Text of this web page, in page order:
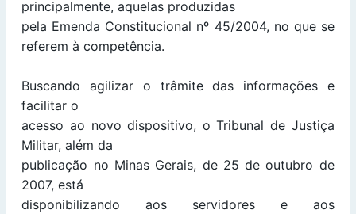
principalmente, aquelas produzidas
pela Emenda Constitucional nº 45/2004, no que se
referem à competência.
Buscando agilizar o trâmite das informações e
facilitar o
acesso ao novo dispositivo, o Tribunal de Justiça
Militar, além da
publicação no Minas Gerais, de 25 de outubro de
2007, está
disponibilizando aos servidores e aos